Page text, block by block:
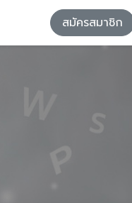
สมัครสมาชิก